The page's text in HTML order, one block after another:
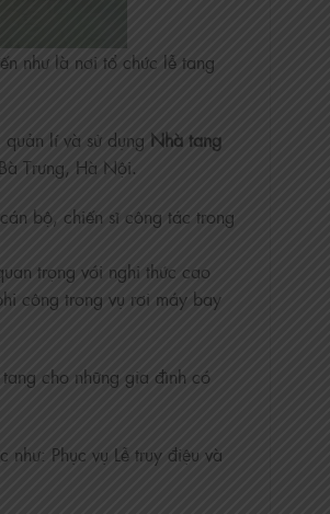
như là nơi tổ chức lễ tang
lí và sử dụng Nhà tang
Trưng, Hà Nội.
bộ, chiến sĩ công tác trong
trọng với nghi thức cao
công trong vụ rơi máy bay
cho những gia đình có
Phục vụ Lễ truy điệu và